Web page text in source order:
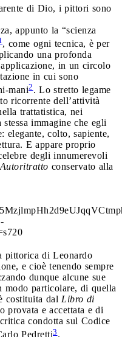
di Dio, i pittori sono
appunto la “scienza
, come ogni tecnica, è per
una profonda
in un circolo
in cui sono
mani2. Lo stretto legame
ricorrente dell’attività
trattatistica, nei
immagine che egli
elegante, colto, sapiente,
E appare proprio
degli innumerevoli
Autoritratto conservato alla
pittorica di Leonardo
e cioè tenendo sempre
dunque alcune sue
modo particolare, di quella
costituita dal Libro di
provata e accettata e di
condotta sul Codice
Pedretti3.